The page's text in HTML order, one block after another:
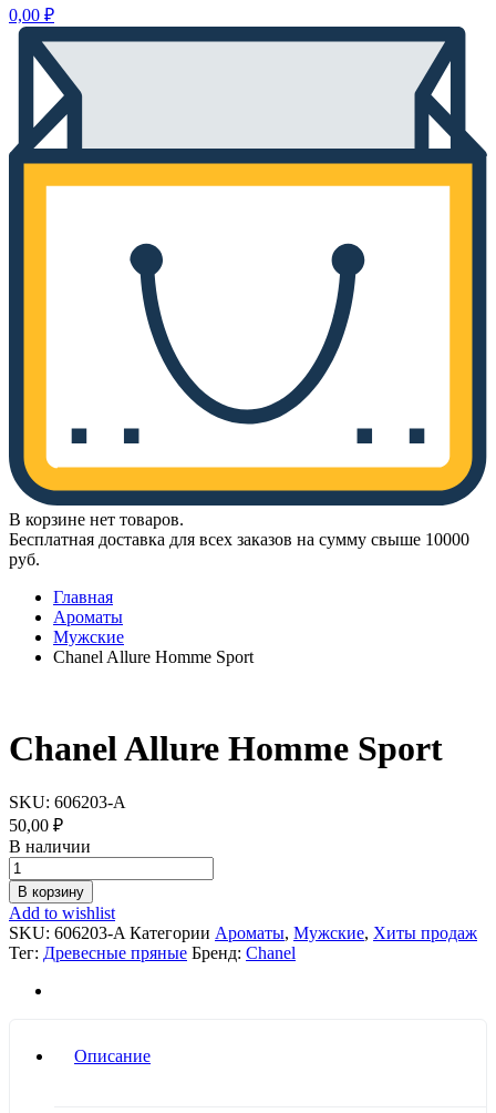
0,00 ₽
В корзине нет товаров.
Бесплатная доставка для всех заказов на сумму свыше 10000
руб.
Главная
Ароматы
Мужские
Chanel Allure Homme Sport
Chanel Allure Homme Sport
SKU: 606203-A
50,00 ₽
В наличии
Chanel
Allure
Homme
Sport
quantity
В корзину
Add to wishlist
SKU: 606203-A Категории Ароматы, Мужские, Хиты продаж
Тег: Древесные пряные Бренд: Chanel
Описание